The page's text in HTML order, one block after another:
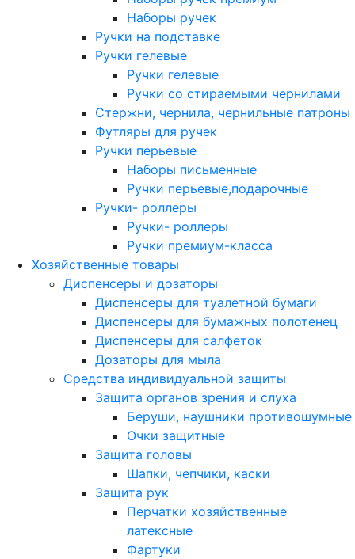
Наборы ручек
Ручки на подставке
Ручки гелевые
Ручки гелевые
Ручки со стираемыми чернилами
Стержни, чернила, чернильные патроны
Футляры для ручек
Ручки перьевые
Наборы письменные
Ручки перьевые,подарочные
Ручки- роллеры
Ручки- роллеры
Ручки премиум-класса
Хозяйственные товары
Диспенсеры и дозаторы
Диспенсеры для туалетной бумаги
Диспенсеры для бумажных полотенец
Диспенсеры для салфеток
Дозаторы для мыла
Средства индивидуальной защиты
Защита органов зрения и слуха
Беруши, наушники противошумные
Очки защитные
Защита головы
Шапки, чепчики, каски
Защита рук
Перчатки хозяйственные
латексные
Фартуки